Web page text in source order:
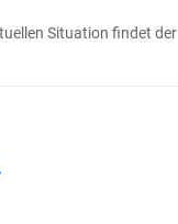
Situation findet der